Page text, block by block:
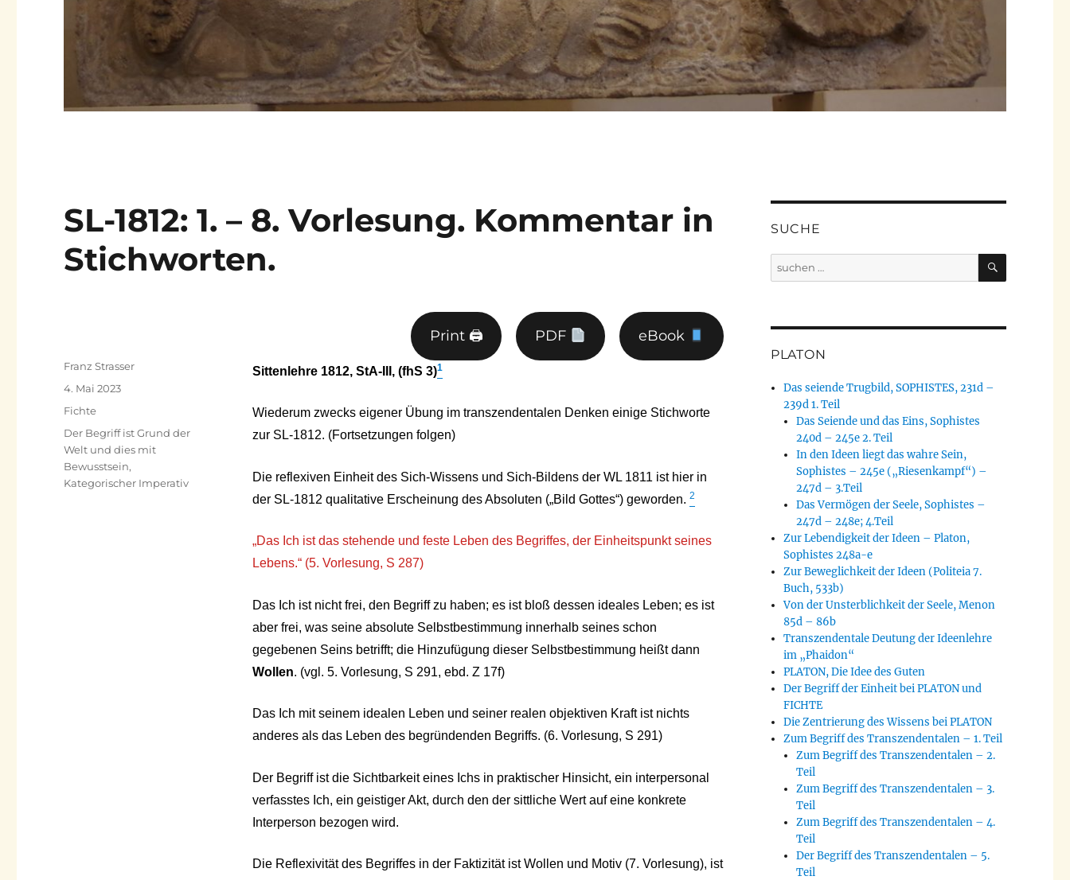
SL-1812: 1. – 8. Vorlesung. Kommentar in
Stichworten.
Print 🖨 PDF eBook
Sittenlehre 1812, StA-III, (fhS 3)1
Wiederum zwecks eigener Übung im transzendentalen Denken einige Stichworte
zur SL-1812. (Fortsetzungen folgen)
Die reflexiven Einheit des Sich-Wissens und Sich-Bildens der WL 1811 ist hier in
der SL-1812 qualitative Erscheinung des Absoluten („Bild Gottes“) geworden. 2
„Das Ich ist das stehende und feste Leben des Begriffes, der Einheitspunkt seines
Lebens.“ (5. Vorlesung, S 287)
Das Ich ist nicht frei, den Begriff zu haben; es ist bloß dessen ideales Leben; es ist
aber frei, was seine absolute Selbstbestimmung innerhalb seines schon
gegebenen Seins betrifft; die Hinzufügung dieser Selbstbestimmung heißt dann
Wollen. (vgl. 5. Vorlesung, S 291, ebd. Z 17f)
Das Ich mit seinem idealen Leben und seiner realen objektiven Kraft ist nichts
anderes als das Leben des begründenden Begriffs. (6. Vorlesung, S 291)
Der Begriff ist die Sichtbarkeit eines Ichs in praktischer Hinsicht, ein interpersonal
verfasstes Ich, ein geistiger Akt, durch den der sittliche Wert auf eine konkrete
Interperson bezogen wird.
Die Reflexivität des Begriffes in der Faktizität ist Wollen und Motiv (7. Vorlesung), ist
Autor
Franz Strasser
Veröffentlicht
am
4. Mai 2023
Kategorien
Fichte
Schlagwörter
Der Begriff ist Grund der
Welt und dies mit
Bewusstsein,
Kategorischer Imperativ
SUCHE
Suche
nach:
SUCHEN
PLATON
Das seiende Trugbild, SOPHISTES, 231d –
239d 1. Teil
Das Seiende und das Eins, Sophistes
240d – 245e 2. Teil
In den Ideen liegt das wahre Sein,
Sophistes – 245e („Riesenkampf“) –
247d – 3.Teil
Das Vermögen der Seele, Sophistes –
247d – 248e; 4.Teil
Zur Lebendigkeit der Ideen – Platon,
Sophistes 248a-e
Zur Beweglichkeit der Ideen (Politeia 7.
Buch, 533b)
Von der Unsterblichkeit der Seele, Menon
85d – 86b
Transzendentale Deutung der Ideenlehre
im „Phaidon“
PLATON, Die Idee des Guten
Der Begriff der Einheit bei PLATON und
FICHTE
Die Zentrierung des Wissens bei PLATON
Zum Begriff des Transzendentalen – 1. Teil
Zum Begriff des Transzendentalen – 2.
Teil
Zum Begriff des Transzendentalen – 3.
Teil
Zum Begriff des Transzendentalen – 4.
Teil
Der Begriff des Transzendentalen – 5.
Teil